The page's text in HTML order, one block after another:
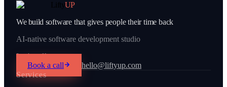
LiftyUP
We build software that gives people their time back
AI-native software development studio
Let's talk
Book a call
hello@liftyup.com
Services